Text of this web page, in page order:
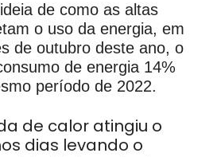
de como as altas
o uso da energia, em
de outubro deste ano, o
de energia 14%
período de 2022.
de calor atingiu o
dias levando o